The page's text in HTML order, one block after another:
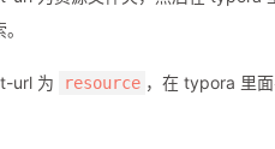
url 为 resource ，在 typora 里